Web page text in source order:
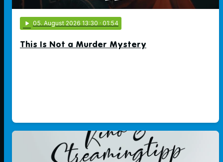
play_arrow 05. August 2026 13:30 · 01:54
This Is Not a Murder Mystery